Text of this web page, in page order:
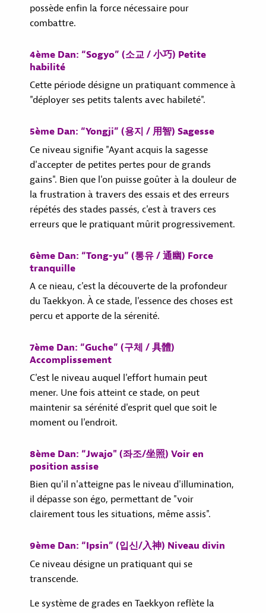
possède enfin la force nécessaire pour
combattre.
4ème Dan: “Sogyo” (소교 / 小巧) Petite
habilité
Cette période désigne un pratiquant commence à
"déployer ses petits talents avec habileté".
5ème Dan: “Yongji” (용지 / 用智) Sagesse
Ce niveau signifie "Ayant acquis la sagesse
d'accepter de petites pertes pour de grands
gains". Bien que l'on puisse goûter à la douleur de
la frustration à travers des essais et des erreurs
répétés des stades passés, c'est à travers ces
erreurs que le pratiquant mûrit progressivement.
6ème Dan: “Tong-yu” (통유 / 通幽) Force
tranquille
A ce nieau, c'est la découverte de la profondeur
du Taekkyon. À ce stade, l'essence des choses est
percu et apporte de la sérenité.
7ème Dan: “Guche” (구체 / 具體)
Accomplissement
C'est le niveau auquel l'effort humain peut
mener. Une fois atteint ce stade, on peut
maintenir sa sérénité d'esprit quel que soit le
moment ou l'endroit.
8ème Dan: “Jwajo" (좌조/坐照) Voir en
position assise
Bien qu'il n'atteigne pas le niveau d'illumination,
il dépasse son égo, permettant de "voir
clairement tous les situations, même assis".
9ème Dan: “Ipsin” (입신/入神) Niveau divin
Ce niveau désigne un pratiquant qui se
transcende.
Le système de grades en Taekkyon reflète la